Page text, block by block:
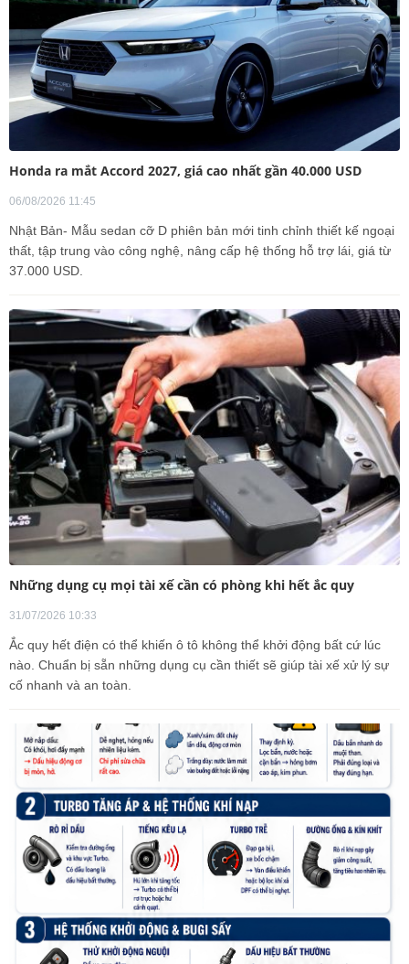
Honda ra mắt Accord 2027, giá cao nhất gần 40.000 USD
06/08/2026 11:45
Nhật Bản- Mẫu sedan cỡ D phiên bản mới tinh chỉnh thiết kế ngoại
thất, tập trung vào công nghệ, nâng cấp hệ thống hỗ trợ lái, giá từ
37.000 USD.
Những dụng cụ mọi tài xế cần có phòng khi hết ắc quy
31/07/2026 10:33
Ắc quy hết điện có thể khiến ô tô không thể khởi động bất cứ lúc
nào. Chuẩn bị sẵn những dụng cụ cần thiết sẽ giúp tài xế xử lý sự
cố nhanh và an toàn.